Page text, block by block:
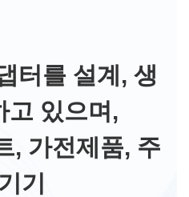
터를 설계, 생
고 있으며,
, 가전제품, 주
기